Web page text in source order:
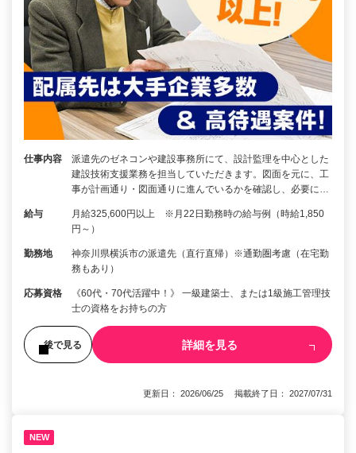
仕事内容
派遣先のゼネコンや建設事務所にて、設計監理を中心とした
建設技術支援業務を担当していただきます。図面を元に、工
事が計画通り・図面通りに進んでいるかを確認し、必要に…
給与
月給325,600円以上 ※月22日勤務時の給与例（時給1,850
円～）
勤務地
神奈川県横浜市の派遣先（直行直帰）※通勤圏考慮（在宅勤
務もあり）
応募資格
《60代・70代活躍中！》 一級建築士、または1級施工管理技
士の資格をお持ちの方
後で見る 詳細を見る
更新日： 2026/06/25 掲載終了日： 2027/07/31
NEW